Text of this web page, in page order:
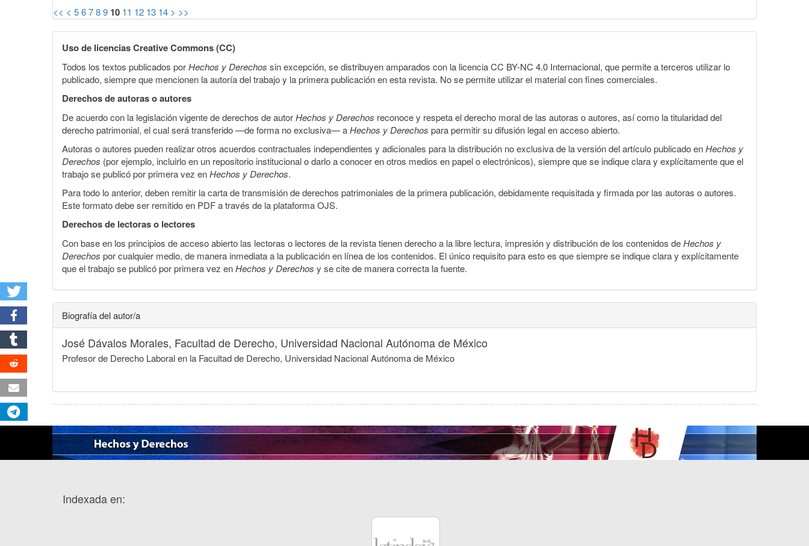
<< < 56789 10 11 12 13 14 > >>
Uso de licencias Creative Commons (CC)
Todos los textos publicados porHechos y Derechos sin excepción, se distribuyen amparados con la licencia CC BY-NC 4.0 Internacional, que permite a terceros utilizar lo
publicado, siempre que mencionen la autoría del trabajo y la primera publicación en esta revista. No se permite utilizar el material con fines comerciales.
Derechos de autoras o autores
De acuerdo con la legislación vigente de derechos de autorHechos y Derechos reconoce y respeta el derecho moral de las autoras o autores, así como la titularidad del
derecho patrimonial, el cual será transferido —de forma no exclusiva— aHechos y Derechos para permitir su difusión legal en acceso abierto.
Autoras o autores pueden realizar otros acuerdos contractuales independientes y adicionales para la distribución no exclusiva de la versión del artículo publicado enHechos y
Derechos (por ejemplo, incluirlo en un repositorio institucional o darlo a conocer en otros medios en papel o electrónicos), siempre que se indique clara y explícitamente que el
trabajo se publicó por primera vez enHechos y Derechos.
Para todo lo anterior, deben remitir la carta de transmisión de derechos patrimoniales de la primera publicación, debidamente requisitada y firmada por las autoras o autores.
Este formato debe ser remitido en PDF a través de la plataforma OJS.
Derechos de lectoras o lectores
Con base en los principios de acceso abierto las lectoras o lectores de la revista tienen derecho a la libre lectura, impresión y distribución de los contenidos deHechos y
Derechos por cualquier medio, de manera inmediata a la publicación en línea de los contenidos. El único requisito para esto es que siempre se indique clara y explícitamente
que el trabajo se publicó por primera vez enHechos y Derechos y se cite de manera correcta la fuente.
Biografía del autor/a
José Dávalos Morales, Facultad de Derecho, Universidad Nacional Autónoma de México
Profesor de Derecho Laboral en la Facultad de Derecho, Universidad Nacional Autónoma de México
Indexada en: